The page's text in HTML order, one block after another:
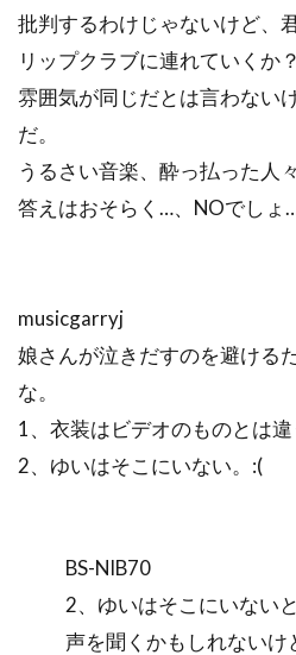
批判するわけじゃないけど、
リップクラブに連れていくか？
雰囲気が同じだとは言わない
だ。
うるさい音楽、酔っ払った人
答えはおそらく…、NOでしょ…
musicgarryj
娘さんが泣きだすのを避ける
な。
1、衣装はビデオのものとは違
2、ゆいはそこにいない。:(
BS-NIB70
2、ゆいはそこにいない
声を聞くかもしれないけ